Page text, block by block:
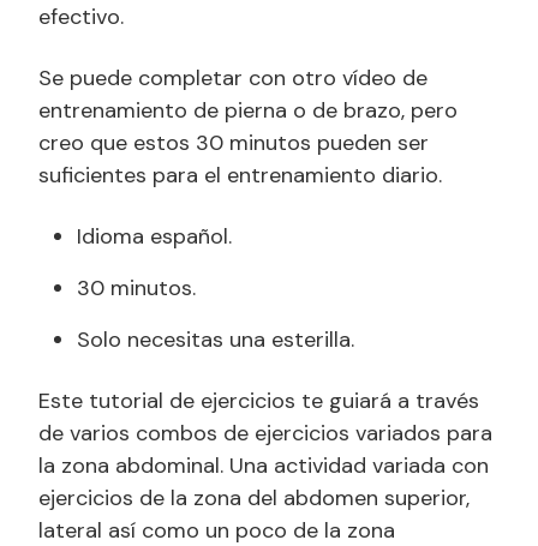
efectivo.
Se puede completar con otro vídeo de
entrenamiento de pierna o de brazo, pero
creo que estos 30 minutos pueden ser
suficientes para el entrenamiento diario.
Idioma español.
30 minutos.
Solo necesitas una esterilla.
Este tutorial de ejercicios te guiará a través
de varios combos de ejercicios variados para
la zona abdominal. Una actividad variada con
ejercicios de la zona del abdomen superior,
lateral así como un poco de la zona